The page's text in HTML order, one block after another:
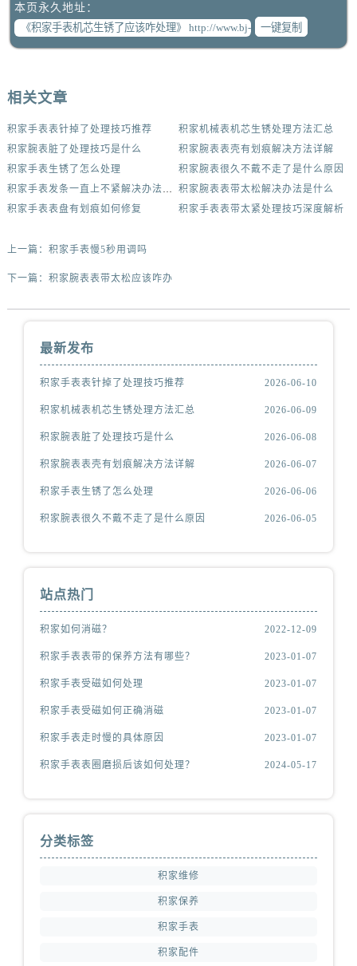
本页永久地址：
一键复制
相关文章
积家手表表针掉了处理技巧推荐
积家机械表机芯生锈处理方法汇总
积家腕表脏了处理技巧是什么
积家腕表表壳有划痕解决方法详解
积家手表生锈了怎么处理
积家腕表很久不戴不走了是什么原因
积家手表发条一直上不紧解决办法集锦
积家腕表表带太松解决办法是什么
积家手表表盘有划痕如何修复
积家手表表带太紧处理技巧深度解析
上一篇： 积家手表慢5秒用调吗
下一篇： 积家腕表表带太松应该咋办
最新发布
积家手表表针掉了处理技巧推荐 2026-06-10
积家机械表机芯生锈处理方法汇总 2026-06-09
积家腕表脏了处理技巧是什么 2026-06-08
积家腕表表壳有划痕解决方法详解 2026-06-07
积家手表生锈了怎么处理 2026-06-06
积家腕表很久不戴不走了是什么原因 2026-06-05
站点热门
积家如何消磁？ 2022-12-09
积家手表表带的保养方法有哪些？ 2023-01-07
积家手表受磁如何处理 2023-01-07
积家手表受磁如何正确消磁 2023-01-07
积家手表走时慢的具体原因 2023-01-07
积家手表表圈磨损后该如何处理？ 2024-05-17
分类标签
积家维修
积家保养
积家手表
积家配件